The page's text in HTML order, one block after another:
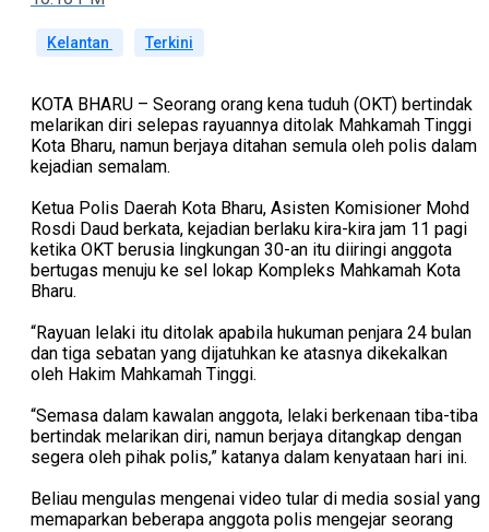
Kelantan Terkini
KOTA BHARU – Seorang orang kena tuduh (OKT) bertindak
melarikan diri selepas rayuannya ditolak Mahkamah Tinggi
Kota Bharu, namun berjaya ditahan semula oleh polis dalam
kejadian semalam.
Ketua Polis Daerah Kota Bharu, Asisten Komisioner Mohd
Rosdi Daud berkata, kejadian berlaku kira-kira jam 11 pagi
ketika OKT berusia lingkungan 30-an itu diiringi anggota
bertugas menuju ke sel lokap Kompleks Mahkamah Kota
Bharu.
“Rayuan lelaki itu ditolak apabila hukuman penjara 24 bulan
dan tiga sebatan yang dijatuhkan ke atasnya dikekalkan
oleh Hakim Mahkamah Tinggi.
“Semasa dalam kawalan anggota, lelaki berkenaan tiba-tiba
bertindak melarikan diri, namun berjaya ditangkap dengan
segera oleh pihak polis,” katanya dalam kenyataan hari ini.
Beliau mengulas mengenai video tular di media sosial yang
memaparkan beberapa anggota polis mengejar seorang